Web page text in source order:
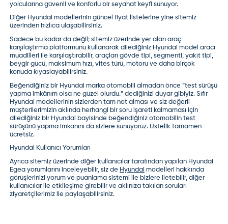
yolcularına güvenli ve konforlu bir seyahat keyfi sunuyor.
Diğer Hyundai modellerinin güncel fiyat listelerine yine sitemiz
üzerinden hızlıca ulaşabilirsiniz.
Sadece bu kadar da değil; sitemiz üzerinde yer alanaraç
karşılaştırma platformunu kullanarak dilediğiniz Hyundai model aracı
muadilleri ile karşılaştırabilir, araçları gövde tipi, segmenti, yakıt tipi,
beygir gücü, maksimum hızı, vites türü, motoru ve daha birçok
konuda kıyaslayabilirsiniz.
Beğendiğiniz bir Hyundai marka otomobili almadan önce “test sürüşü
yapma imkânım olsa ne güzel olurdu.” dediğinizi duyar gibiyiz. Sıfır
Hyundai modellerinin sizlerden tam not alması ve siz değerli
müşterilerimizin aklında herhangi bir soru işareti kalmaması için
dilediğiniz bir Hyundai bayisinde beğendiğiniz otomobilin test
sürüşünü yapma imkanını da sizlere sunuyoruz. Üstelik tamamen
ücretsiz.
Hyundai Kullanıcı Yorumları
Ayrıca sitemiz üzerinde diğer kullanıcılar tarafından yapılan Hyundai
Egea yorumlarını inceleyebilir, siz de Hyundai modelleri hakkında
görüşlerinizi yorum ve puanlama sistemi ile bizlere iletebilir, diğer
kullanıcılar ile etkileşime girebilir ve aklınıza takılan soruları
ziyaretçilerimiz ile paylaşabilirsiniz.